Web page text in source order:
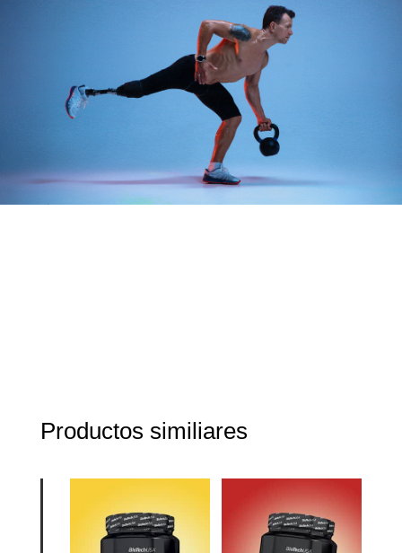
Productos similiares